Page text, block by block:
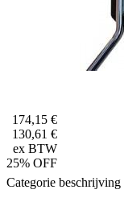
174,15 €
130,61 €
ex BTW
25% OFF
Categorie beschrijving